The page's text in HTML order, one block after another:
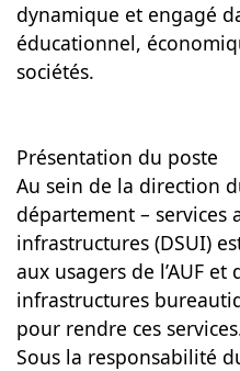
dynamique et engagé
éducationnel,
sociétés.
Présentation du poste
Au sein de la direction
département – services
infrastructures (DSUI)
aux usagers de l’AUF
infrastructures
pour rendre ces
Sous la responsabilité